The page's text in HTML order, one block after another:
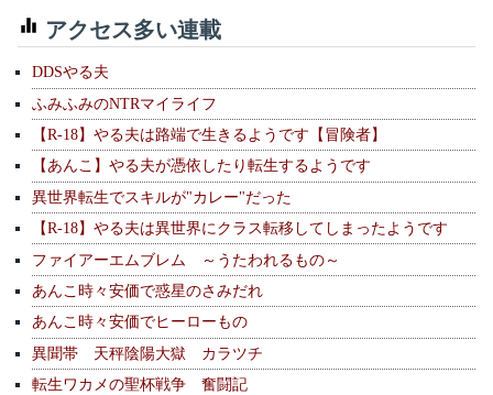
アクセス多い連載
DDSやる夫
ふみふみのNTRマイライフ
【R-18】やる夫は路端で生きるようです【冒険者】
【あんこ】やる夫が憑依したり転生するようです
異世界転生でスキルが"カレー"だった
【R-18】やる夫は異世界にクラス転移してしまったようです
ファイアーエムブレム ～うたわれるもの～
あんこ時々安価で惑星のさみだれ
あんこ時々安価でヒーローもの
異聞帯 天秤陰陽大獄 カラツチ
転生ワカメの聖杯戦争 奮闘記